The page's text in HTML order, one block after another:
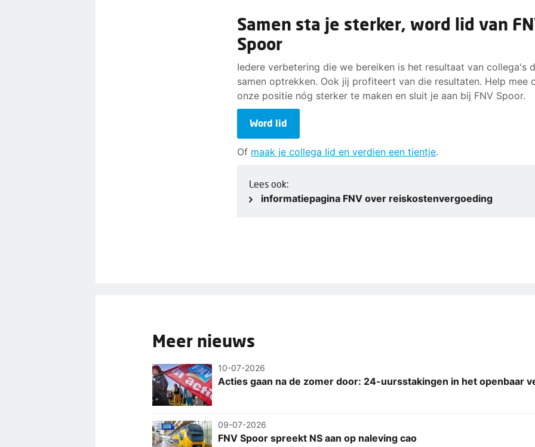
Samen sta je sterker, word lid van
Spoor
Iedere verbetering die we bereiken is het resultaat van collega's
samen optrekken. Ook jij profiteert van die resultaten. Help mee
onze positie nóg sterker te maken en sluit je aan bij FNV Spoor.
Word lid
Of maak je collega lid en verdien een tientje.
Lees ook:
informatiepagina FNV over reiskostenvergoeding
Meer nieuws
10-07-2026
Acties gaan na de zomer door: 24-uursstakingen in het openbaar
09-07-2026
FNV Spoor spreekt NS aan op naleving cao